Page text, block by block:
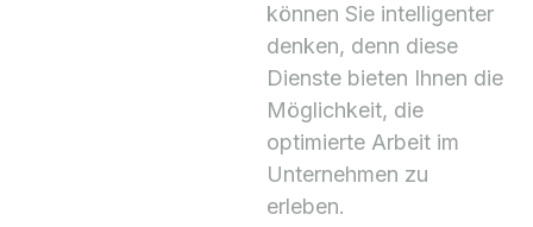
können Sie intelligenter
denken, denn diese
Dienste bieten Ihnen die
Möglichkeit, die
optimierte Arbeit im
Unternehmen zu
erleben.